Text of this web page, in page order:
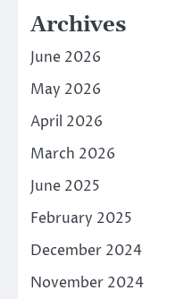
Archives
June 2026
May 2026
April 2026
March 2026
June 2025
February 2025
December 2024
November 2024